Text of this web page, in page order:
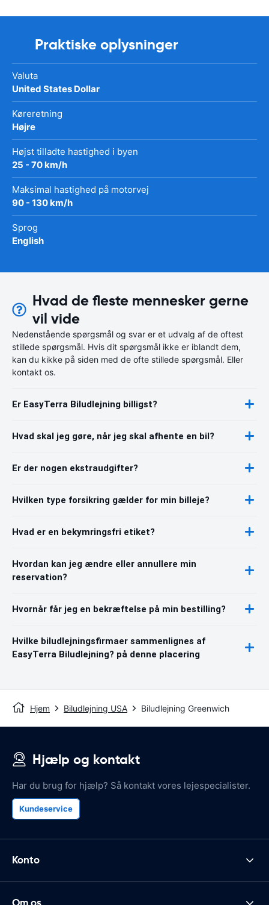
Praktiske oplysninger
Valuta
United States Dollar
Køreretning
Højre
Højst tilladte hastighed i byen
25 - 70 km/h
Maksimal hastighed på motorvej
90 - 130 km/h
Sprog
English
Hvad de fleste mennesker gerne
vil vide
Nedenstående spørgsmål og svar er et udvalg af de oftest
stillede spørgsmål. Hvis dit spørgsmål ikke er iblandt dem,
kan du kikke på siden med de ofte stillede spørgsmål. Eller
kontakt os.
Er EasyTerra Biludlejning billigst?
Hvad skal jeg gøre, når jeg skal afhente en bil?
Er der nogen ekstraudgifter?
Hvilken type forsikring gælder for min billeje?
Hvad er en bekymringsfri etiket?
Hvordan kan jeg ændre eller annullere min
reservation?
Hvornår får jeg en bekræftelse på min bestilling?
Hvilke biludlejningsfirmaer sammenlignes af
EasyTerra Biludlejning? på denne placering
Hjem Biludlejning USA Biludlejning Greenwich
Hjælp og kontakt
Har du brug for hjælp? Så kontakt vores lejespecialister.
Kundeservice
Konto